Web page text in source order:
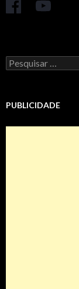
Pesquisar
por:
PUBLICIDADE